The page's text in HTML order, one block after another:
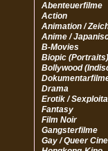
Abenteuerfilme
Action
Animation /
Anime /
B-Movies
Biopic (Portraits)
Bollywood
Drama
Erotik /
Fantasy
Film Noir
Gangsterfilme
Gay / Queer